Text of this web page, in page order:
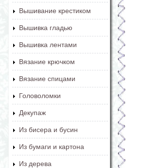
Вышивание крестиком
Вышивка гладью
Вышивка лентами
Вязание крючком
Вязание спицами
Головоломки
Декупаж
Из бисера и бусин
Из бумаги и картона
Из дерева